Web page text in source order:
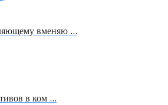
вменяю …
в ком …